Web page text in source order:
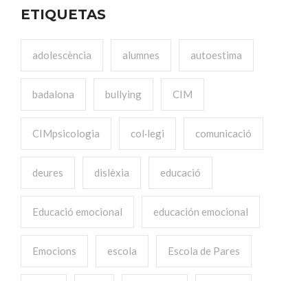
ETIQUETAS
adolescència alumnes autoestima
badalona bullying CIM
CIMpsicologia col·legi comunicació
deures dislèxia educació
Educació emocional educación emocional
Emocions escola Escola de Pares